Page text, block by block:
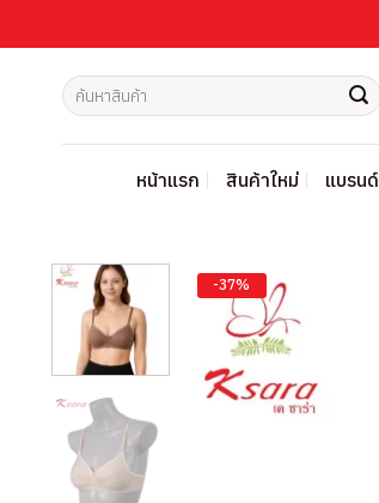
ไป
ค้นหา:
หน้าแรก สินค้าใหม่ แบรนด์
-37%